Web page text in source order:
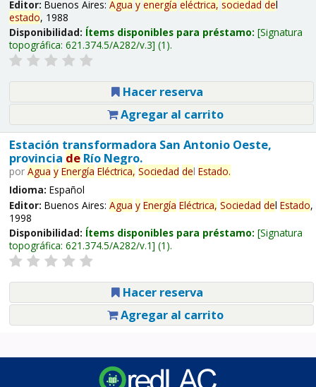
Editor: Buenos Aires: Agua y energía eléctrica, sociedad del
estado, 1988
Disponibilidad: Ítems disponibles para préstamo: Signatura
topográfica: 621.374.5/A282/v.3 (1).
Hacer reserva
Agregar al carrito
Estación transformadora San Antonio Oeste,
provincia deRío Negro.
por Agua y Energía Eléctrica, Sociedad del Estado.
Idioma: Español
Editor: Buenos Aires: Agua y Energía Eléctrica, Sociedad del Estado,
1998
Disponibilidad: Ítems disponibles para préstamo: Signatura
topográfica: 621.374.5/A282/v.1 (1).
Hacer reserva
Agregar al carrito